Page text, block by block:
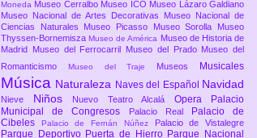
Moneda Museo Cerralbo Museo ICO Museo Lázaro Galdiano
Museo Nacional de Artes Decorativas Museo Nacional de
Ciencias Naturales Museo Picasso Museo Sorolla Museo
Thyssen-BornemiszaMuseo de América Museo de Historia de
Madrid
Museo del Ferrocarril Museo del Prado Museo del
Romanticismo
Museo del Traje Museos Musicales
Música Naturaleza Naves del Español Navidad
Nieve Niños Nuevo Teatro Alcalá Opera
Palacio
Municipal de Congresos
Palacio Real
Palacio de
Cibeles
Palacio de Fernán Núñez Palacio de Vistalegre
Parque Deportivo Puerta de Hierro Parque Nacional